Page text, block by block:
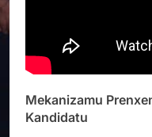
Mekanizamu
Kandidatu